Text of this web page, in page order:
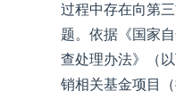
过程中存在向第
题。依据《国家
查处理办法》（
销相关基金项目